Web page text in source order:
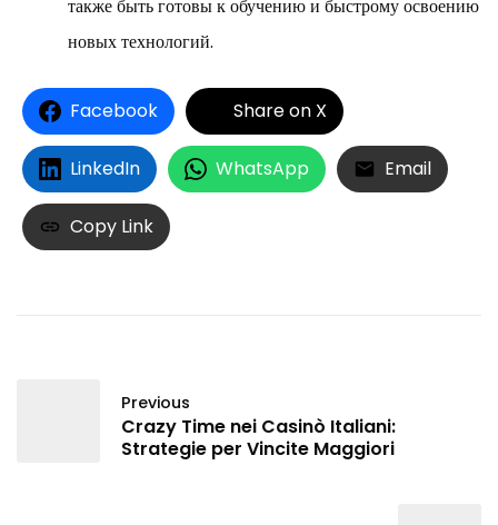
также быть готовы к обучению и быстрому освоению
новых технологий.
Facebook Share on X
LinkedIn WhatsApp Email
Copy Link
Previous
Crazy Time nei Casinò Italiani:
Strategie per Vincite Maggiori